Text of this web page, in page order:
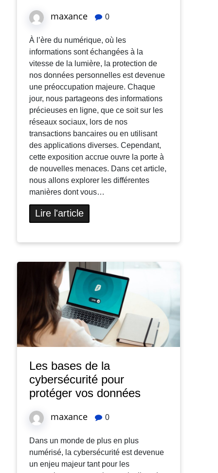
maxance 0
À l’ère du numérique, où les
informations sont échangées à la
vitesse de la lumière, la protection de
nos données personnelles est devenue
une préoccupation majeure. Chaque
jour, nous partageons des informations
précieuses en ligne, que ce soit sur les
réseaux sociaux, lors de nos
transactions bancaires ou en utilisant
des applications diverses. Cependant,
cette exposition accrue ouvre la porte à
de nouvelles menaces. Dans cet article,
nous allons explorer les différentes
manières dont vous…
Lire l'article
Les bases de la
cybersécurité pour
protéger vos données
maxance 0
Dans un monde de plus en plus
numérisé, la cybersécurité est devenue
un enjeu majeur tant pour les